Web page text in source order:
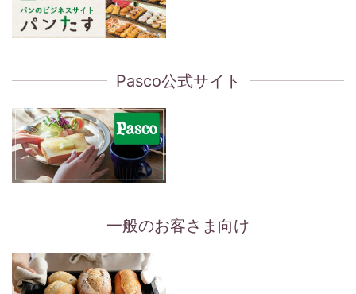
Pasco公式サイト
一般のお客さま向け